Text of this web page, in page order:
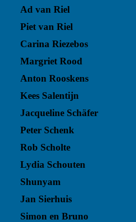
Ad van Riel
Piet van Riel
Carina Riezebos
Margriet Rood
Anton Rooskens
Kees Salentijn
Jacqueline Schäfer
Peter Schenk
Rob Scholte
Lydia Schouten
Shunyam
Jan Sierhuis
Simon en Bruno